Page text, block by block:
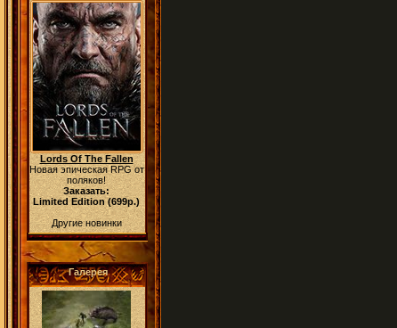
Lords Of The Fallen
Новая эпическая RPG от
поляков!
Заказать:
Limited Edition (699р.)
Другие новинки
Галерея